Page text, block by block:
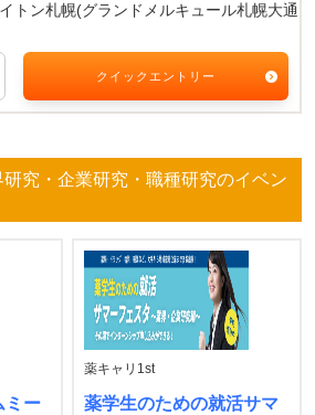
トン札幌(グランドメルキュール札幌大通
クイックエントリー
究・企業研究・職種研究のイベン
ミー
薬キャリ1st
薬学生のための就活サマ